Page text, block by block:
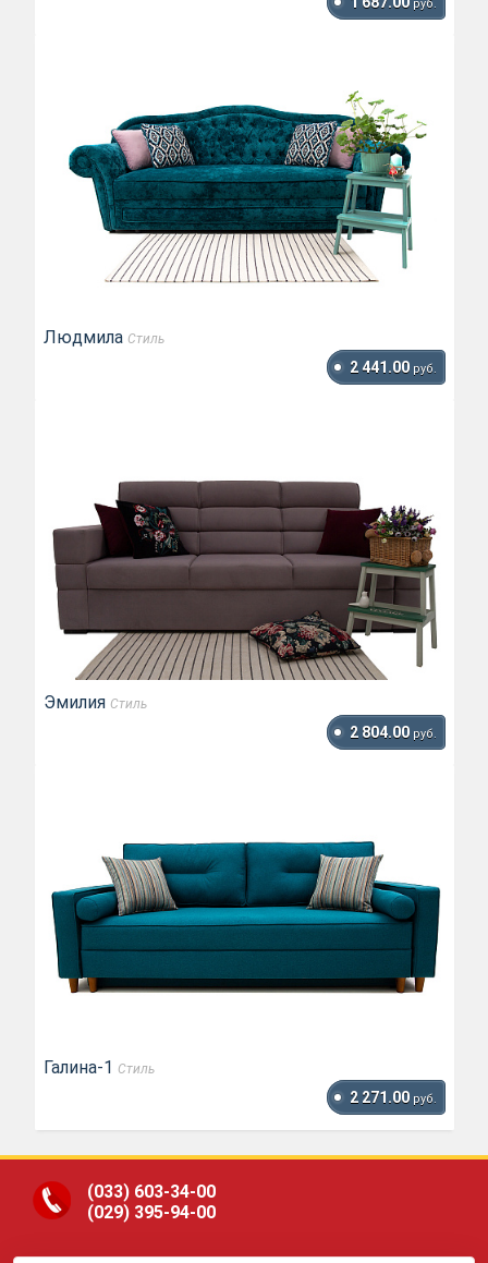
руб.
Людмила Стиль
2 441.00 руб.
Эмилия Стиль
2 804.00 руб.
Галина-1 Стиль
2 271.00 руб.
(033) 603-34-00
(029) 395-94-00